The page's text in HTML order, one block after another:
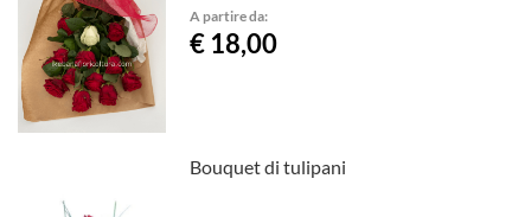
A partire da:
€ 18,00
Bouquet di tulipani